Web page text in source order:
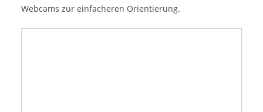
Webcams zur einfacheren Orientierung.